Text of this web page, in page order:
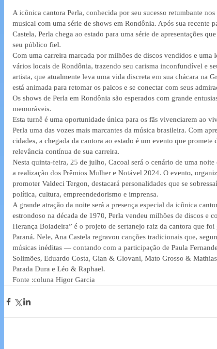
A icônica cantora Perla, conhecida por seu sucesso retumbante
musical com uma série de shows em Rondônia. Após sua recente
Castela, Perla chega ao estado para uma série de apresentações
seu público fiel.
Com uma carreira marcada por milhões de discos vendidos e uma
vários locais de Rondônia, trazendo seu carisma inconfundível e
artista, que atualmente leva uma vida discreta em sua chácara na
está animada para retomar os palcos e se conectar com seus
Os shows de Perla em Rondônia são esperados com grande
memoráveis.
Esta turnê é uma oportunidade única para os fãs vivenciarem ao
Perla uma das vozes mais marcantes da música brasileira. Com
cidades, a chegada da cantora ao estado é um evento que
relevância contínua de sua carreira.
Nesta quinta-feira, 25 de julho, Cacoal será o cenário de uma
a realização dos Prêmios Mulher e Notável 2024. O evento,
promoter Valdeci Tergon, destacará personalidades que se
política, cultura, empreendedorismo e imprensa.
A grande atração da noite será a presença especial da icônica
estrondoso na década de 1970, Perla vendeu milhões de discos e
Herança Boiadeira” é o projeto de sertanejo raiz da cantora que
Paraná. Nele, Ana Castela regravou canções tradicionais que,
músicas inéditas — contando com a participação de Paula
Solimões, Eduardo Costa, Gian & Giovani, Mato Grosso &
Parada Dura e Léo & Raphael.
Fonte :coluna Higor Garcia